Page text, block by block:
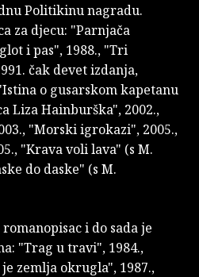
Politikinu nagradu.
za djecu: "Parnjača
i pas", 1988., "Tri
čak devet izdanja,
o gusarskom kapetanu
Liza Hainburška", 2002.,
"Morski igrokazi", 2005.,
"Krava voli lava" (s M.
do daske" (s M.
i do sada je
"Trag u travi", 1984.,
zemlja okrugla", 1987.,